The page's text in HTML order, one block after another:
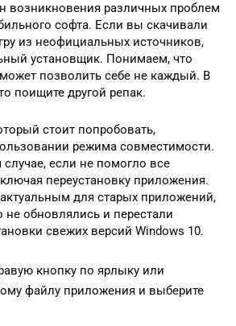
возникновения различных проблем
софта. Если вы скачивали
из неофициальных источников,
установщик. Понимаем, что
позволить себе не каждый. В
поищите другой репак.
стоит попробовать,
режима совместимости.
случае, если не помогло все
переустановку приложения.
для старых приложений,
обновлялись и перестали
свежих версий Windows 10.
кнопку по ярлыку или
файлу приложения и выберите